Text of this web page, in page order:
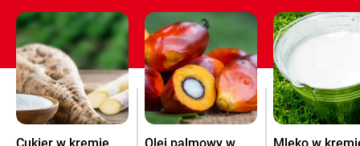
Cukier w kremie
Olej palmowy w
Mleko w